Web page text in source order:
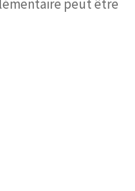
peut être